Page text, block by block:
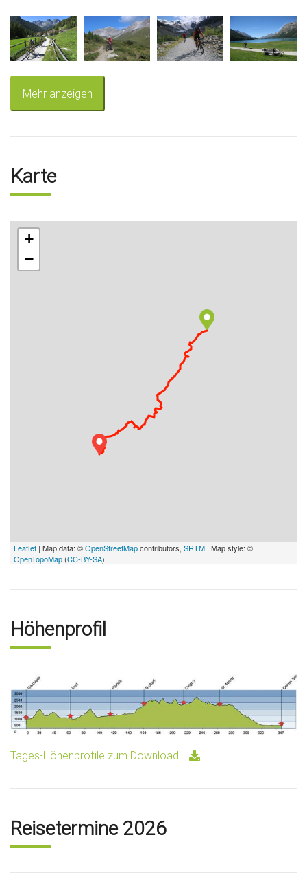
Mehr anzeigen
Karte
+
−
Leaflet | Map data: ©OpenStreetMapcontributors, SRTM | Map style: ©
OpenTopoMap (CC-BY-SA)
Höhenprofil
Tages-Höhenprofile zum Download
Reisetermine 2026